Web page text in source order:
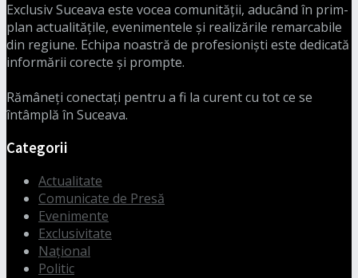
Exclusiv Suceava este vocea comunității, aducând în prim-
plan actualitățile, evenimentele și realizările remarcabile
din regiune. Echipa noastră de profesioniști este dedicată
informării corecte și prompte.
Rămâneți conectați pentru a fi la curent cu tot ce se
întâmplă în Suceava.
Categorii
Actualitate
Comunicate de Presă
Evenimente
Exclusivitate
Național
Politic